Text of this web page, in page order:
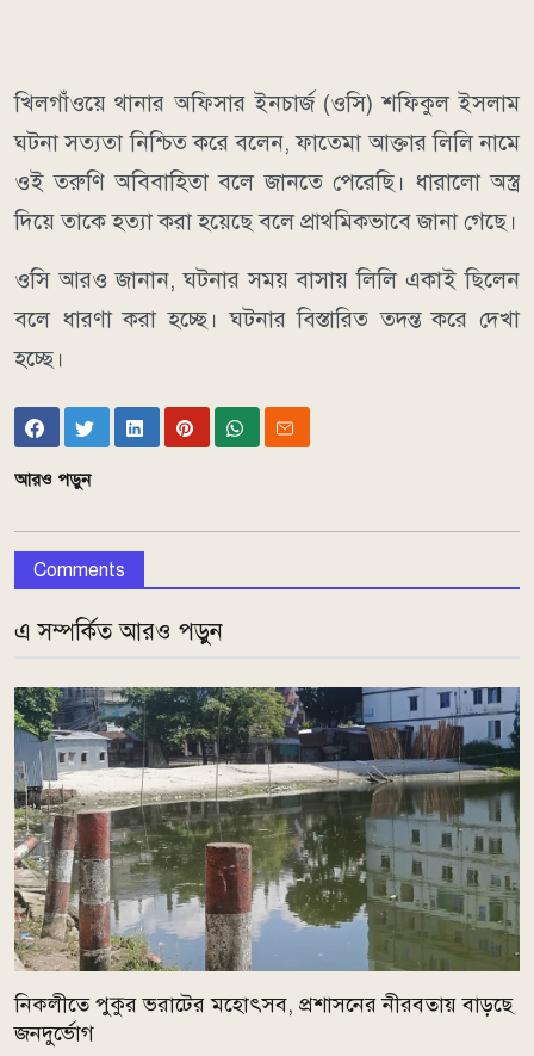
খিলগাঁওয়ে থানার অফিসার ইনচার্জ (ওসি) শফিকুল ইসলাম
ঘটনা সত্যতা নিশ্চিত করে বলেন, ফাতেমা আক্তার লিলি নামে
ওই তরুণি অবিবাহিতা বলে জানতে পেরেছি। ধারালো অস্ত্র
দিয়ে তাকে হত্যা করা হয়েছে বলে প্রাথমিকভাবে জানা গেছে।
ওসি আরও জানান, ঘটনার সময় বাসায় লিলি একাই ছিলেন
বলে ধারণা করা হচ্ছে। ঘটনার বিস্তারিত তদন্ত করে দেখা
হচ্ছে।
আরও পড়ুন
Comments
এ সম্পর্কিত আরও পড়ুন
নিকলীতে পুকুর ভরাটের মহোৎসব, প্রশাসনের নীরবতায় বাড়ছে
জনদুর্ভোগ